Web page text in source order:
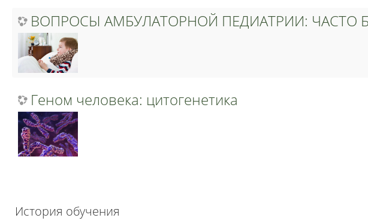
ВОПРОСЫ АМБУЛАТОРНОЙ ПЕДИАТРИИ: ЧАСТО
Геном человека: цитогенетика
История обучения